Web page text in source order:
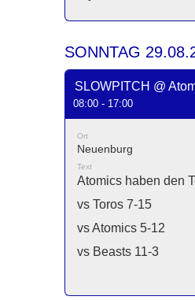
SONNTAG
SLOWPITCH @
08:00 - 17:00
Ort
Neuenburg
Text
Atomics haben den
vs Toros 7-15
vs Atomics 5-12
vs Beasts 11-3